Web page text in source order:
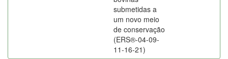
submetidas a
um novo meio
de conservação
(ERS®-04-09-
11-16-21)